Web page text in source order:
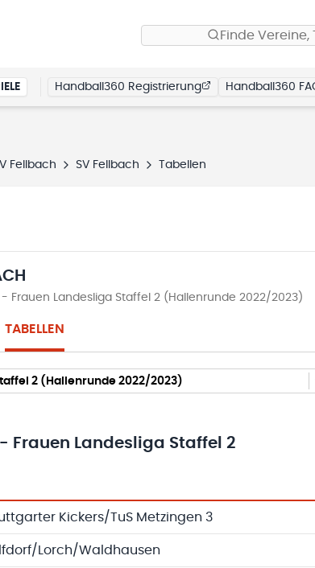
Finde Vereine,
Handball360 Registrierung Handball360
Fellbach SV Fellbach Tabellen
Frauen Landesliga Staffel 2 (Hallenrunde 2022/2023)
TABELLEN
2 (Hallenrunde 2022/2023)
Frauen Landesliga Staffel 2
Spielen, Toren und Punkten
Kickers/TuS Metzingen 3
Lorch/Waldhausen